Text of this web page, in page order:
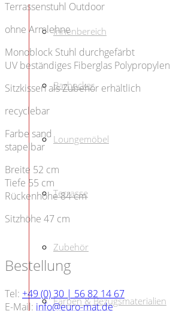
Innenbereich
Barhocker
Loungemöbel
Terrasse
Zubehör
Farben & Bezugsmaterialien
Terrassenstuhl Outdoor
ohne Armlehne
Monoblock Stuhl durchgefärbt
UV beständiges Fiberglas Polypropylen
Sitzkissen als Zubehör erhältlich
recyclebar
Farbe sand
stapelbar
Breite 52 cm
Tiefe 55 cm
Rückenhöhe 84 cm
Sitzhöhe 47 cm
Bestellung
Tel: +49 (0) 30 | 56 82 14 67
E-Mail: info@euro-mat.de